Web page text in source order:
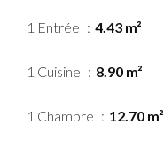
1 Entrée 4.43 m²
1 Cuisine 8.90 m²
1 Chambre 12.70 m²